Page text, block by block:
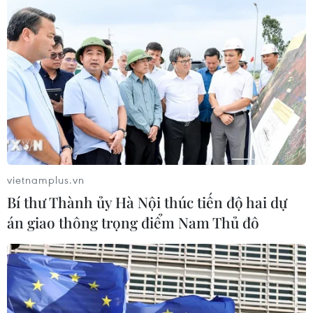
08/08/2026 03:53
Xem thêm
CƠ QUAN CHỦ QUẢN: THÔNG TẤN XÃ VIỆT NAM
Tổng Biên tập: TRẦN TIẾN DUẨN
Phó Tổng Biên tập: NGUYỄN THỊ TÁM, KHÚC THANH
THỦY
Sở hữu trí tuệ
Quy định sử dụng
RSS
Hỗ trợ
vietnamplus.vn
Bí thư Thành ủy Hà Nội thúc tiến độ hai dự
án giao thông trọng điểm Nam Thủ đô